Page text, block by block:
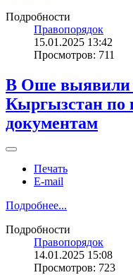
Подробности
Правопорядок
15.01.2025 13:42
Просмотров: 711
В Оше выявили
Кыргызстан по
документам
Печать
E-mail
Подробнее...
Подробности
Правопорядок
14.01.2025 15:08
Просмотров: 723